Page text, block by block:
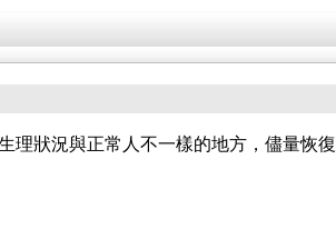
狀況與正常人不一樣的地方，儘量恢